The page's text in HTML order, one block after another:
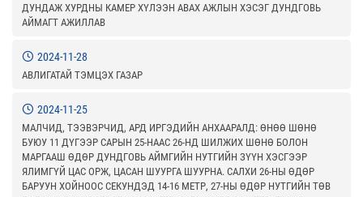
ДУНДАЖ ХУРДНЫ КАМЕР ХҮЛЭЭН АВАХ АЖЛЫН ХЭСЭГ ДУНДГОВЬ
АЙМАГТ АЖИЛЛАВ
2024-11-28
АВЛИГАТАЙ ТЭМЦЭХ ГАЗАР
2024-11-25
МАЛЧИД, ТЭЭВЭРЧИД, АРД ИРГЭДИЙН АНХААРАЛД: ӨНӨӨ ШӨНӨ
БУЮУ 11 ДҮГЭЭР САРЫН 25-НААС 26-НД ШИЛЖИХ ШӨНӨ БОЛОН
МАРГААШ ӨДӨР ДУНДГОВЬ АЙМГИЙН НУТГИЙН ЗҮҮН ХЭСГЭЭР
ЯЛИМГҮЙ ЦАС ОРЖ, ЦАСАН ШУУРГА ШУУРНА. САЛХИ 26-НЫ ӨДӨР
БАРУУН ХОЙНООС СЕКУНДЭД 14-16 МЕТР, 27-НЫ ӨДӨР НУТГИЙН ТӨВ